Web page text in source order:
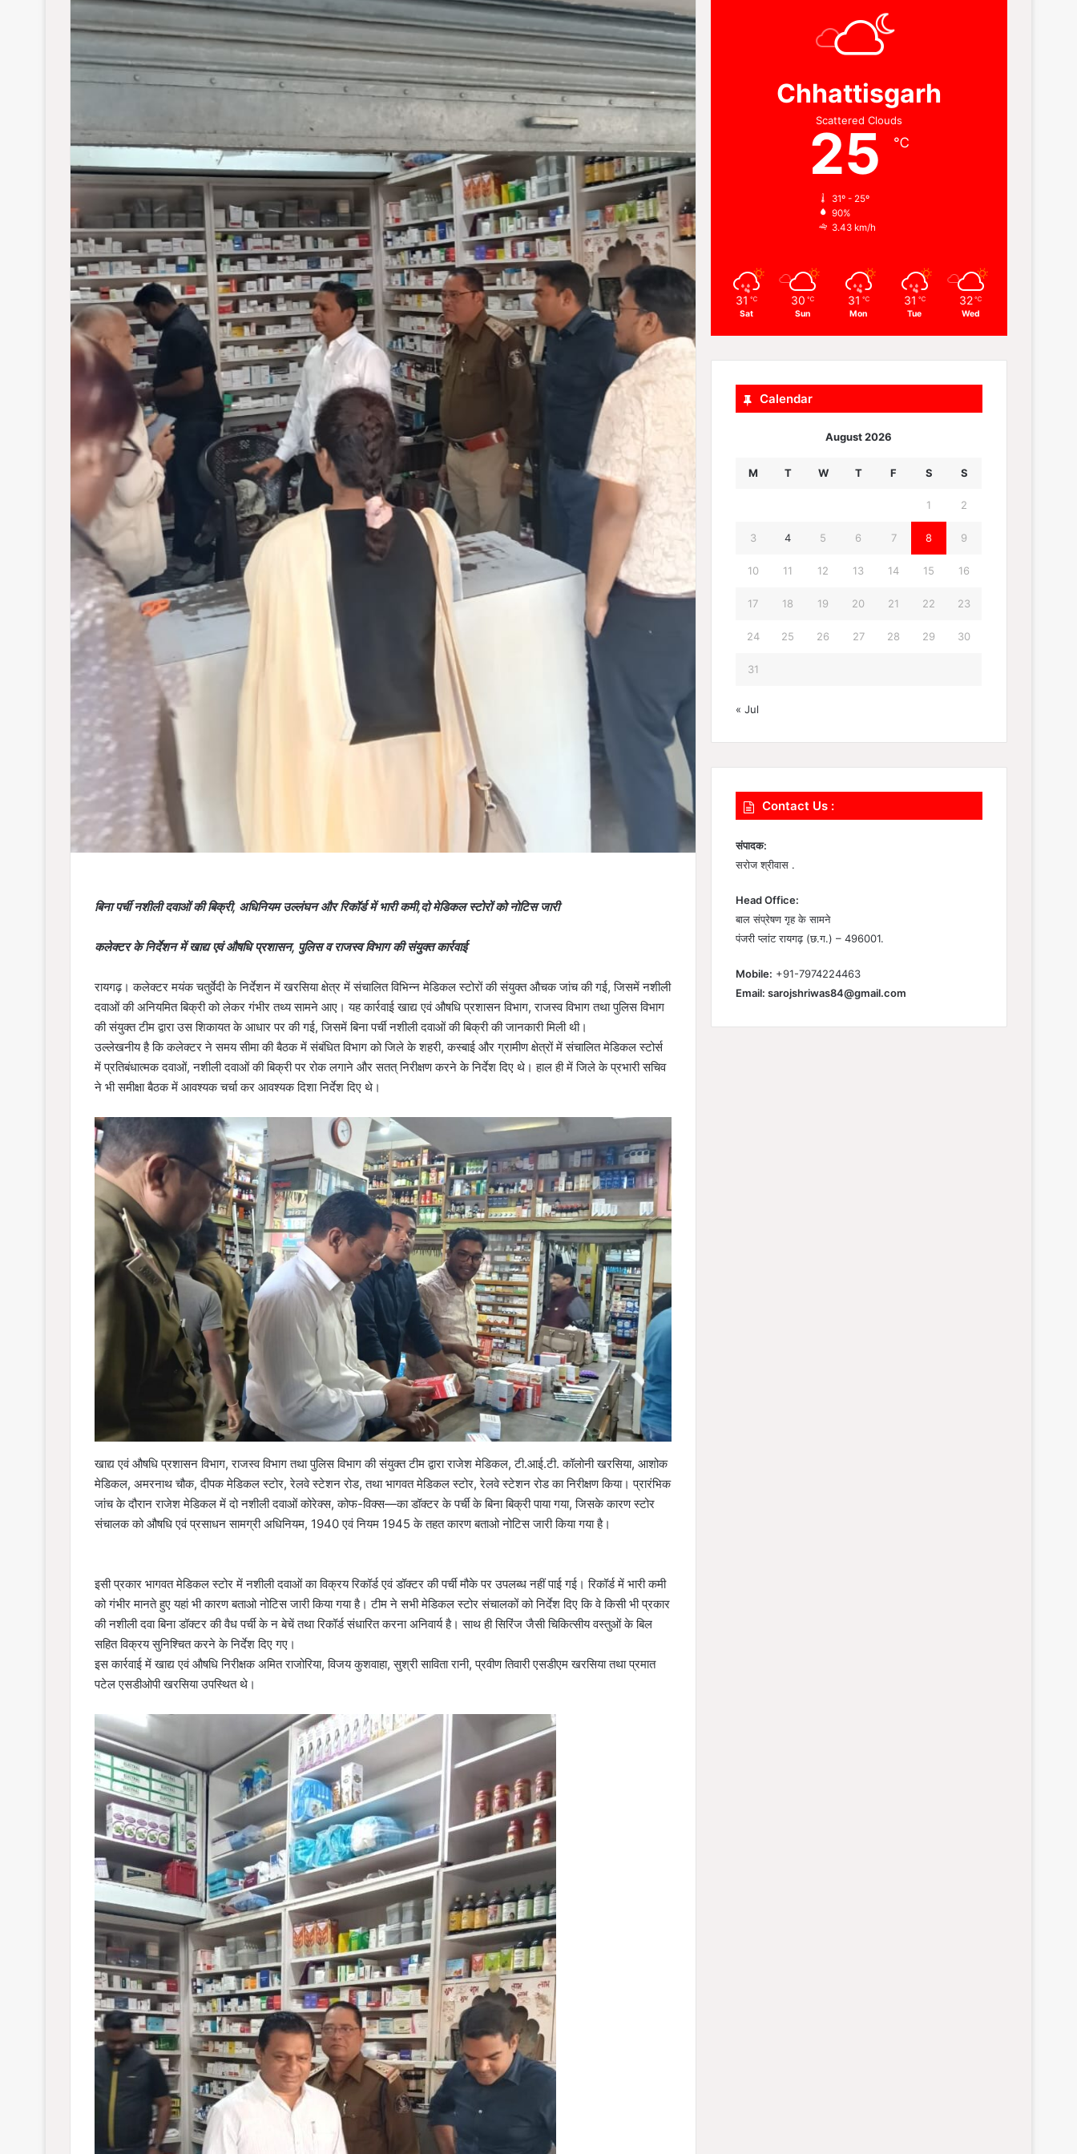
बिना पर्ची नशीली दवाओं की बिक्री, अधिनियम उल्लंघन और रिकॉर्ड में भारी कमी,दो मेडिकल स्टोरों को नोटिस जारी
कलेक्टर के निर्देशन में खाद्य एवं औषधि प्रशासन, पुलिस व राजस्व विभाग की संयुक्त कार्रवाई
रायगढ़। कलेक्टर मयंक चतुर्वेदी के निर्देशन में खरसिया क्षेत्र में संचालित विभिन्न मेडिकल स्टोरों की संयुक्त औचक जांच की गई, जिसमें नशीली
दवाओं की अनियमित बिक्री को लेकर गंभीर तथ्य सामने आए। यह कार्रवाई खाद्य एवं औषधि प्रशासन विभाग, राजस्व विभाग तथा पुलिस विभाग
की संयुक्त टीम द्वारा उस शिकायत के आधार पर की गई, जिसमें बिना पर्ची नशीली दवाओं की बिक्री की जानकारी मिली थी।
उल्लेखनीय है कि कलेक्टर ने समय सीमा की बैठक में संबंधित विभाग को जिले के शहरी, कस्बाई और ग्रामीण क्षेत्रों में संचालित मेडिकल स्टोर्स
में प्रतिबंधात्मक दवाओं, नशीली दवाओं की बिक्री पर रोक लगाने और सतत् निरीक्षण करने के निर्देश दिए थे। हाल ही में जिले के प्रभारी सचिव
ने भी समीक्षा बैठक में आवश्यक चर्चा कर आवश्यक दिशा निर्देश दिए थे।
खाद्य एवं औषधि प्रशासन विभाग, राजस्व विभाग तथा पुलिस विभाग की संयुक्त टीम द्वारा राजेश मेडिकल, टी.आई.टी. कॉलोनी खरसिया, आशोक
मेडिकल, अमरनाथ चौक, दीपक मेडिकल स्टोर, रेलवे स्टेशन रोड, तथा भागवत मेडिकल स्टोर, रेलवे स्टेशन रोड का निरीक्षण किया। प्रारंभिक
जांच के दौरान राजेश मेडिकल में दो नशीली दवाओं कोरेक्स, कोफ-विक्स—का डॉक्टर के पर्ची के बिना बिक्री पाया गया, जिसके कारण स्टोर
संचालक को औषधि एवं प्रसाधन सामग्री अधिनियम, 1940 एवं नियम 1945 के तहत कारण बताओ नोटिस जारी किया गया है।
इसी प्रकार भागवत मेडिकल स्टोर में नशीली दवाओं का विक्रय रिकॉर्ड एवं डॉक्टर की पर्ची मौके पर उपलब्ध नहीं पाई गई। रिकॉर्ड में भारी कमी
को गंभीर मानते हुए यहां भी कारण बताओ नोटिस जारी किया गया है। टीम ने सभी मेडिकल स्टोर संचालकों को निर्देश दिए कि वे किसी भी प्रकार
की नशीली दवा बिना डॉक्टर की वैध पर्ची के न बेचें तथा रिकॉर्ड संधारित करना अनिवार्य है। साथ ही सिरिंज जैसी चिकित्सीय वस्तुओं के बिल
सहित विक्रय सुनिश्चित करने के निर्देश दिए गए।
इस कार्रवाई में खाद्य एवं औषधि निरीक्षक अमित राजोरिया, विजय कुशवाहा, सुश्री साविता रानी, प्रवीण तिवारी एसडीएम खरसिया तथा प्रमात
पटेल एसडीओपी खरसिया उपस्थित थे।
Chhattisgarh
Scattered Clouds
25 ℃
31º - 25º
90%
3.43 km/h
31 ℃
Sat
30 ℃
Sun
31 ℃
Mon
31 ℃
Tue
32 ℃
Wed
Calendar
August 2026
M T W T F S S
1 2
3 4 5 6 7 8 9
10 11 12 13 14 15 16
17 18 19 20 21 22 23
24 25 26 27 28 29 30
31
« Jul
Contact Us :
संपादक:
सरोज श्रीवास .
Head Office:
बाल संप्रेषण गृह के सामने
पंजरी प्लांट रायगढ़ (छ.ग.) – 496001.
Mobile: +91-7974224463
Email:sarojshriwas84@gmail.com